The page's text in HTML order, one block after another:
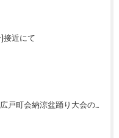
接近にて
埼玉県三郷市 大広戸町会納涼盆踊り大会のお知らせ 2024